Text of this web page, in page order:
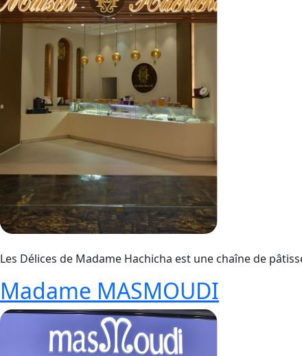
Les Délices de Madame Hachicha est une chaîne de
Madame MASMOUDI